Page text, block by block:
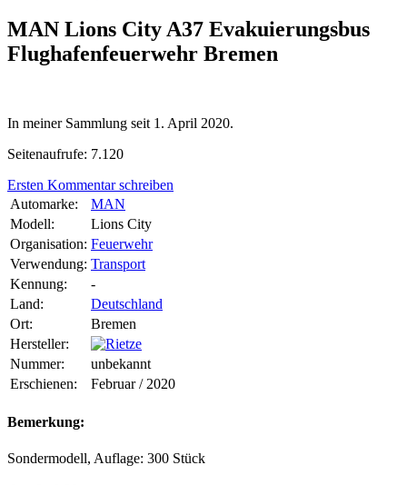
MAN Lions City A37 Evakuierungsbus
Flughafenfeuerwehr Bremen
In meiner Sammlung seit 1. April 2020.
Seitenaufrufe: 7.120
Ersten Kommentar schreiben
Automarke:
MAN
Modell:
Lions City
Organisation: Feuerwehr
Verwendung: Transport
Kennung:
-
Land:
Deutschland
Ort:
Bremen
Hersteller:
Nummer:
unbekannt
Erschienen:
Februar / 2020
Bemerkung:
Sondermodell, Auflage: 300 Stück